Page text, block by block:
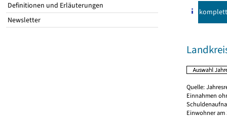
Definitionen und Erläuterungen
Newsletter
komplett
Quelle:
Einnahmen
Einwohner am